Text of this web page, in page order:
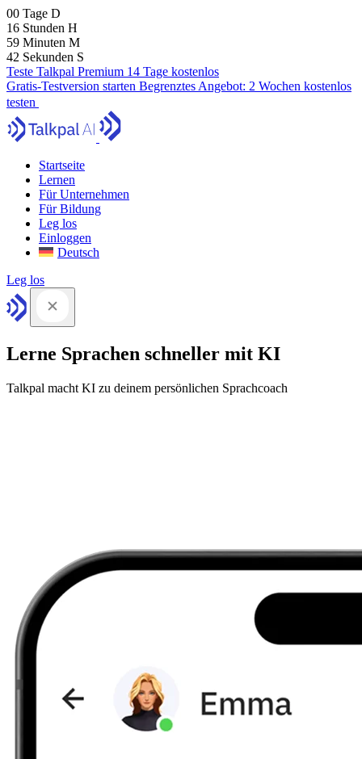
00 Tage D
16 Stunden H
59 Minuten M
41 Sekunden S
Teste Talkpal Premium 14 Tage kostenlos
Gratis-Testversion starten Begrenztes Angebot: 2 Wochen kostenlos
testen
Startseite
Lernen
Für Unternehmen
Für Bildung
Leg los
Einloggen
Deutsch
Leg los
Lerne Sprachen schneller mit KI
Talkpal macht KI zu deinem persönlichen Sprachcoach